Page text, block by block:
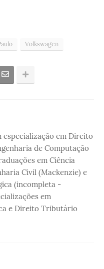
Volkswagen
especialização em Direito
de Computação
em Ciência
Civil (Mackenzie) e
(incompleta -
em
e Direito Tributário